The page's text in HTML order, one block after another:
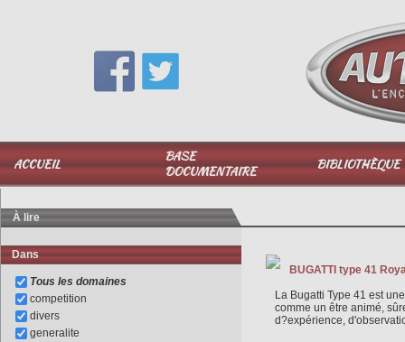
ACCUEIL
BASE
DOCUMENTAIRE
BIBLIOTHÈQUE
06 51 040 025
À lire
Dans
Tous les domaines
competition
divers
generalite
BUGATTI type 41
La Bugatti Type 41 est
comme un être animé,
d?expérience,